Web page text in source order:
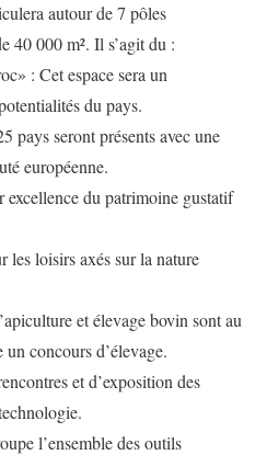
autour de 7 pôles
40 000 m². Il s’agit du :
: Cet espace sera un
du pays.
pays seront présents avec une
européenne.
du patrimoine gustatif
les loisirs axés sur la nature
et élevage bovin sont au
concours d’élevage.
et d’exposition des
l’ensemble des outils